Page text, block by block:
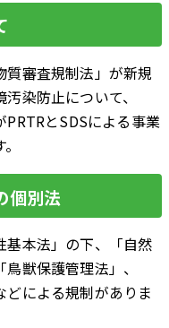
審査規制法」が新規
染防止について、
PRTRとSDSによる事業
個別法
基本法」の下、「自然
獣保護管理法」、
どによる規制がありま